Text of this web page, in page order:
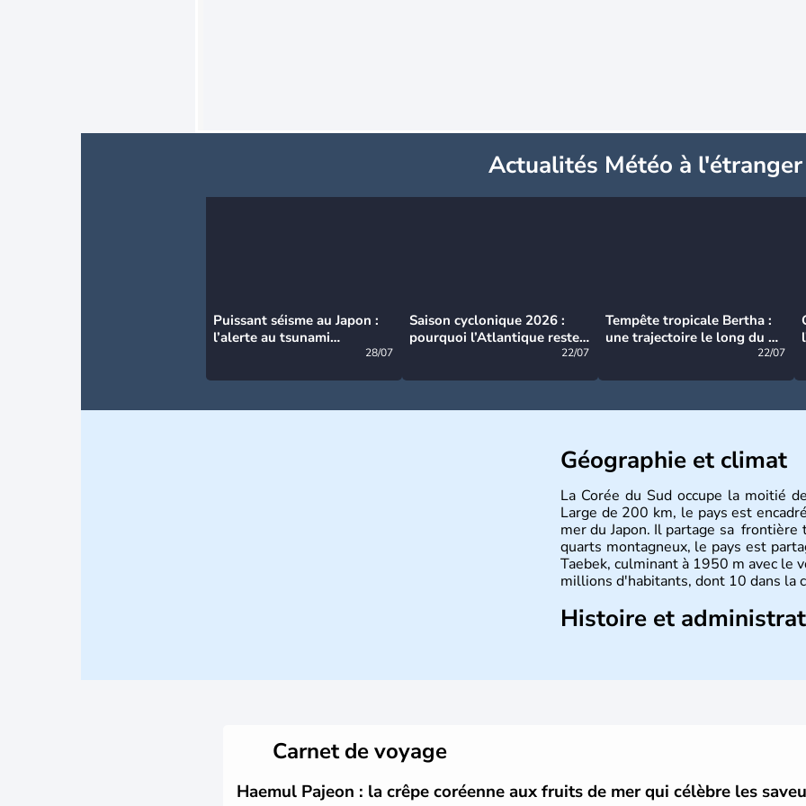
Actualités Météo à l'étranger
Puissant séisme au Japon :
l’alerte au tsunami
28/07
Saison cyclonique 2026 :
pourquoi l’Atlantique reste
22/07
Tempête tropicale Bertha :
une trajectoire le long du du
22/07
Géographie et climat
La Corée du Sud occupe la moitié
Large de 200 km, le pays est
mer du Japon. Il partage sa
quarts montagneux, le pays est
Taebek, culminant à 1950 m avec le
millions d'habitants, dont 10 dans la
Histoire et
Carnet de voyage
Haemul Pajeon : la crêpe coréenne aux fruits de mer qui célèbre les